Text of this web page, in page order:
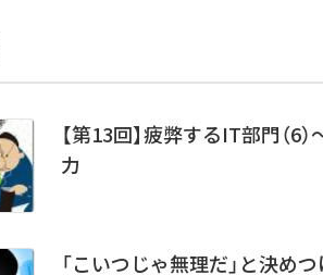
【第13回】疲弊するIT部門（6
力
「こいつじゃ無理だ」と決め